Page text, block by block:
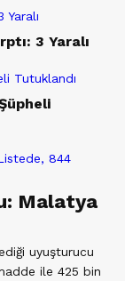
Malatya
uyuşturucu
ile 425 bin
3 Yaralı